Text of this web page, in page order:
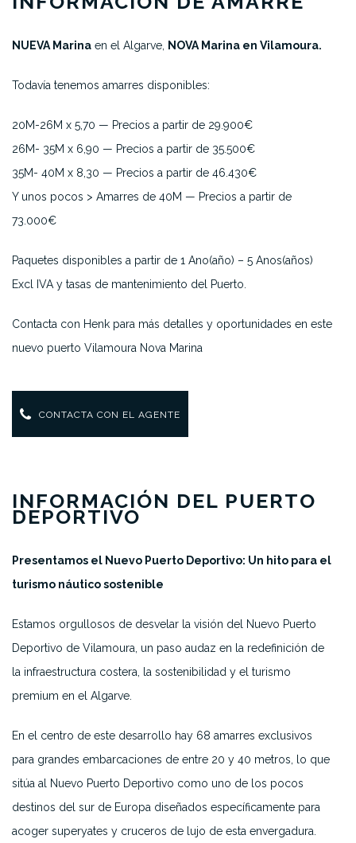
NUEVA Marina en el Algarve, NOVA Marina en Vilamoura.
Todavía tenemos amarres disponibles:
20M-26M x 5,70 — Precios a partir de 29.900€
26M- 35M x 6,90 — Precios a partir de 35.500€
35M- 40M x 8,30 — Precios a partir de 46.430€
Y unos pocos > Amarres de 40M — Precios a partir de
73.000€
Paquetes disponibles a partir de 1 Ano(año) – 5 Anos(años)
Excl IVA y tasas de mantenimiento del Puerto.
Contacta con Henk para más detalles y oportunidades en este
nuevo puerto Vilamoura Nova Marina
CONTACTA CON EL AGENTE
INFORMACIÓN DEL PUERTO
DEPORTIVO
Presentamos el Nuevo Puerto Deportivo: Un hito para el
turismo náutico sostenible
Estamos orgullosos de desvelar la visión del Nuevo Puerto
Deportivo de Vilamoura, un paso audaz en la redefinición de
la infraestructura costera, la sostenibilidad y el turismo
premium en el Algarve.
En el centro de este desarrollo hay 68 amarres exclusivos
para grandes embarcaciones de entre 20 y 40 metros, lo que
sitúa al Nuevo Puerto Deportivo como uno de los pocos
destinos del sur de Europa diseñados específicamente para
acoger superyates y cruceros de lujo de esta envergadura.